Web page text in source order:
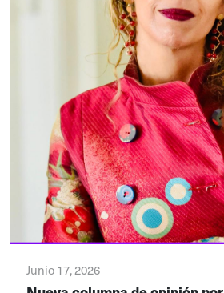
Junio 17, 2026